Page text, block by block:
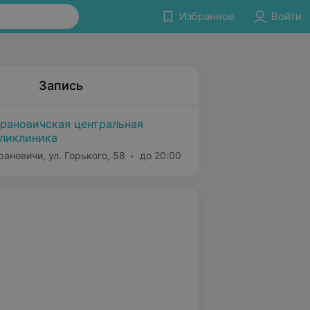
Избранное Войти
Запись
центральная
ул. Горького, 58 до 20:00